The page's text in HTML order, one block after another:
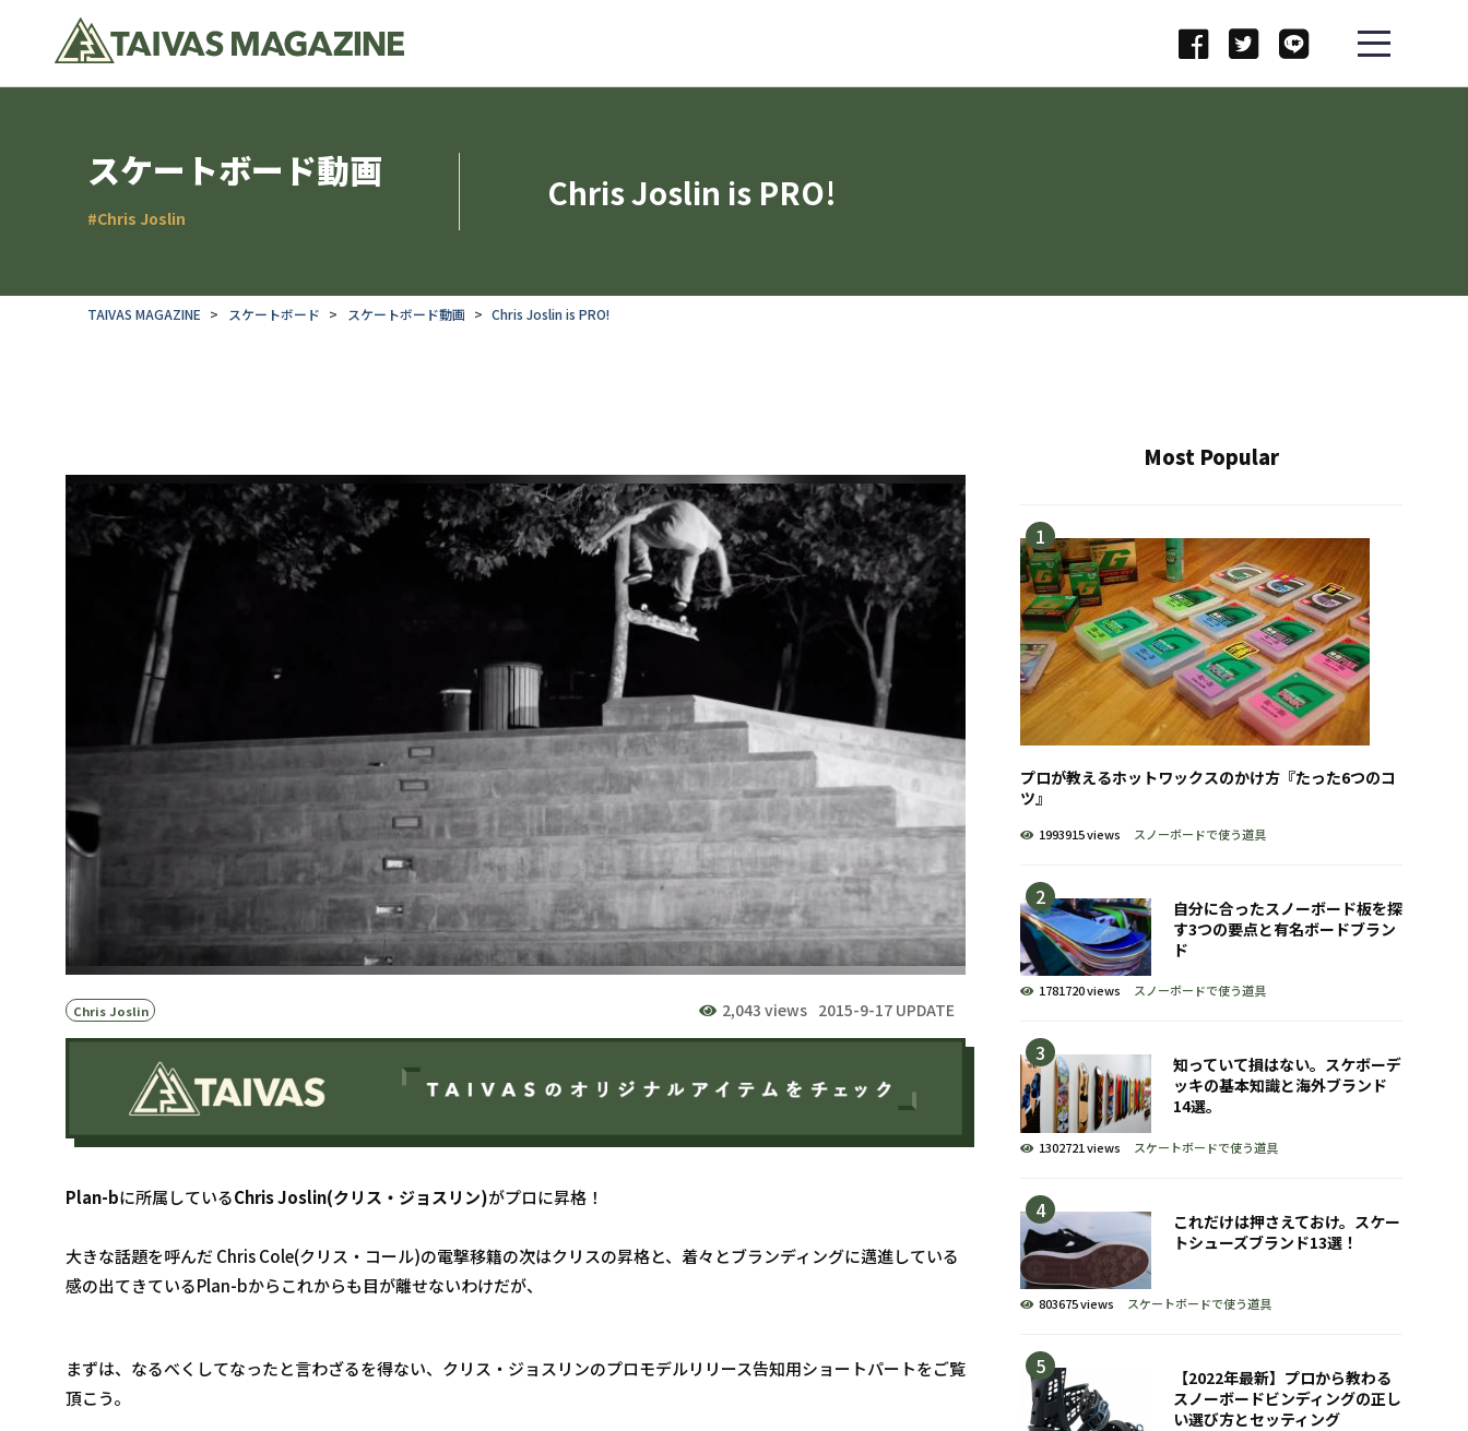
スケートボード動画
#Chris Joslin
Chris Joslin is PRO!
TAIVAS MAGAZINE スケートボード スケートボード動画 Chris Joslin is PRO!
Chris Joslin 2,043 views 2015-9-17 UPDATE
Plan-bに所属しているChris Joslin(クリス・ジョスリン)がプロに昇格！
大きな話題を呼んだ Chris Cole(クリス・コール)の電撃移籍の次はクリスの昇格と、着々とブランディングに邁進している
感の出てきているPlan-bからこれからも目が離せないわけだが、
まずは、なるべくしてなったと言わざるを得ない、クリス・ジョスリンのプロモデルリリース告知用ショートパートをご覧
頂こう。
Most Popular
プロが教えるホットワックスのかけ方『たった6つのコ
ツ』
1993915 views スノーボードで使う道具
自分に合ったスノーボード板を探
す3つの要点と有名ボードブラン
ド
1781720 views スノーボードで使う道具
知っていて損はない。スケボーデ
ッキの基本知識と海外ブランド
14選。
1302721 views スケートボードで使う道具
これだけは押さえておけ。スケー
トシューズブランド13選！
803675 views スケートボードで使う道具
【2022年最新】プロから教わる
スノーボードビンディングの正し
い選び方とセッティング